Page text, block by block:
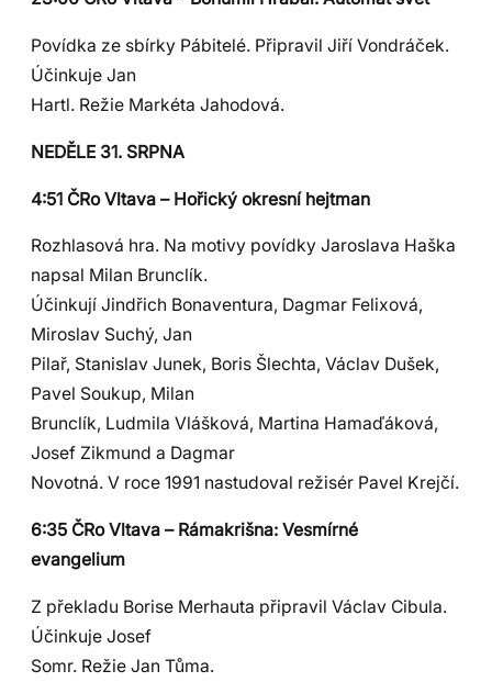
Povídka ze sbírky Pábitelé. Připravil Jiří Vondráček.
Účinkuje Jan
Hartl. Režie Markéta Jahodová.
NEDĚLE 31. SRPNA
4:51 ČRo Vltava – Hořický okresní hejtman
Rozhlasová hra. Na motivy povídky Jaroslava Haška
napsal Milan Brunclík.
Účinkují Jindřich Bonaventura, Dagmar Felixová,
Miroslav Suchý, Jan
Pilař, Stanislav Junek, Boris Šlechta, Václav Dušek,
Pavel Soukup, Milan
Brunclík, Ludmila Vlášková, Martina Hamaďáková,
Josef Zikmund a Dagmar
Novotná. V roce 1991 nastudoval režisér Pavel Krejčí.
6:35 ČRo Vltava – Rámakrišna: Vesmírné
evangelium
Z překladu Borise Merhauta připravil Václav Cibula.
Účinkuje Josef
Somr. Režie Jan Tůma.